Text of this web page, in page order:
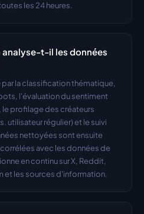
les 24 heures.
analyse-t-il les données
la classification thématique,
l'évaluation du sentiment
profilage des créateurs
utilisateur régulier) et le suivi
nettoyées sont ensuite
avec les données de
en continu sur X, Reddit,
et les sources d'information.